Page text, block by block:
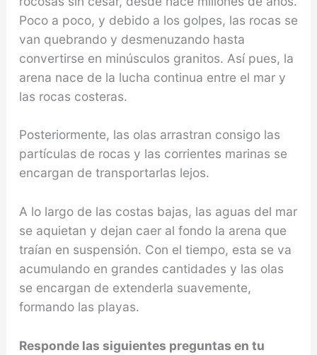
Poco a poco, y debido a los golpes, las rocas se
van quebrando y desmenuzando hasta
convertirse en minúsculos granitos. Así pues, la
arena nace de la lucha continua entre el mar y
las rocas costeras.
Posteriormente, las olas arrastran consigo las
partículas de rocas y las corrientes marinas se
encargan de transportarlas lejos.
A lo largo de las costas bajas, las aguas del mar
se aquietan y dejan caer al fondo la arena que
traían en suspensión. Con el tiempo, esta se va
acumulando en grandes cantidades y las olas
se encargan de extenderla suavemente,
formando las playas.
Responde las siguientes preguntas en tu